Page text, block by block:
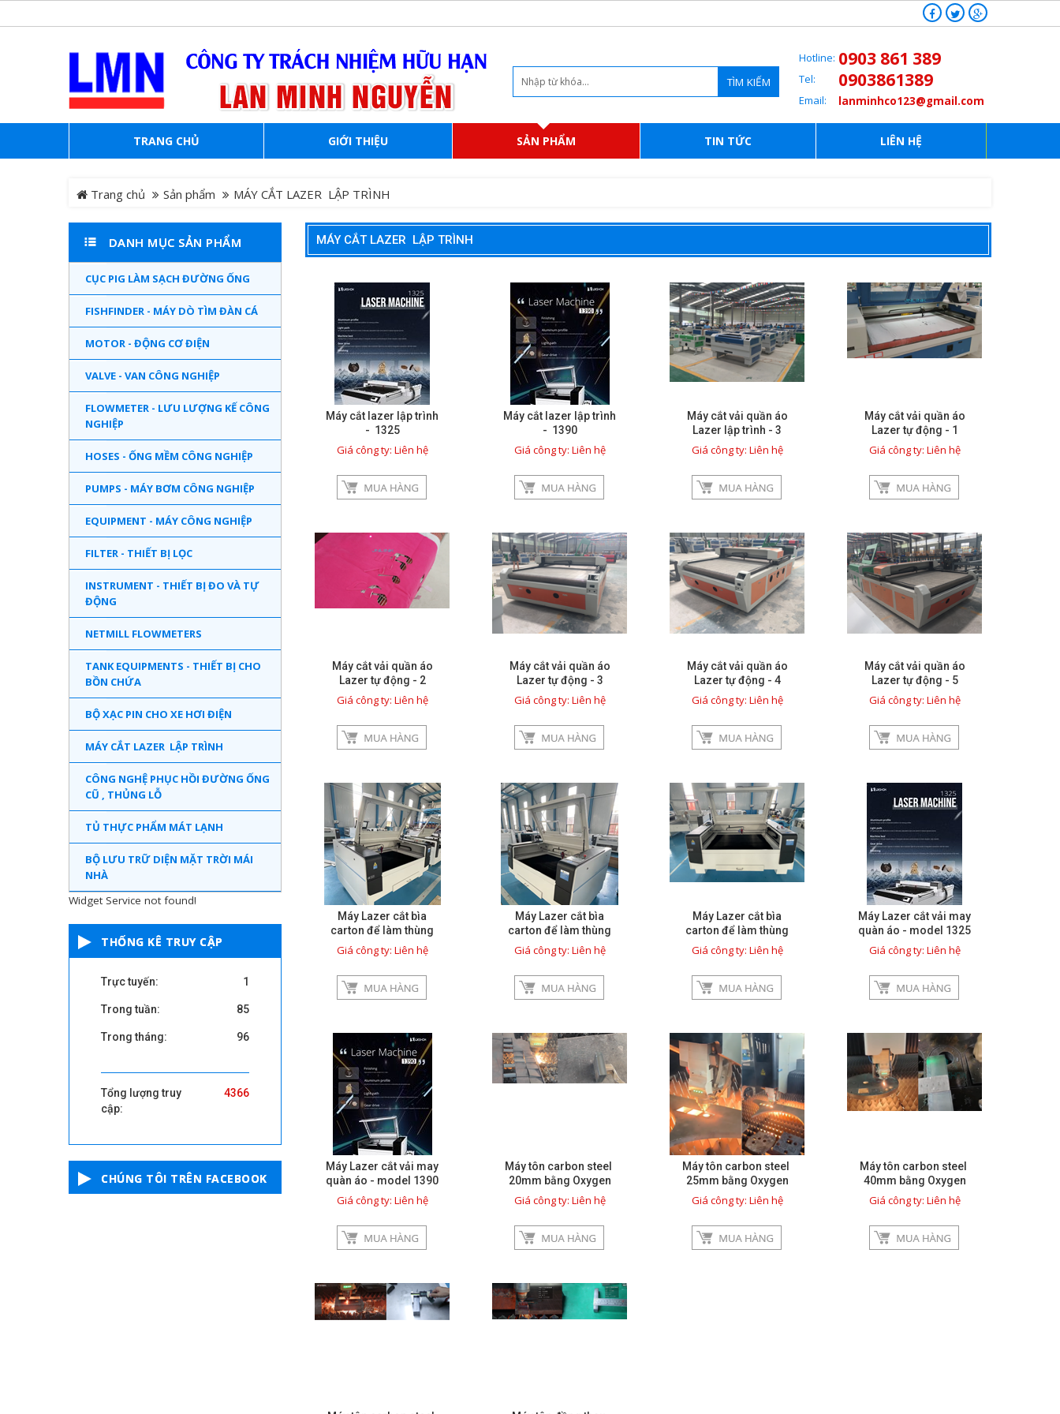
TÌM KIẾM
Hotline: 0903 861 389
Tel: 0903861389
Email: lanminhco123@gmail.com
TRANG CHỦ GIỚI THIỆU SẢN PHẨM TIN TỨC LIÊN HỆ
Trang chủ Sản phẩm MÁY CẮT LAZER LẬP TRÌNH
DANH MỤC SẢN PHẨM
CỤC PIG LÀM SẠCH ĐƯỜNG ỐNG
FISHFINDER - MÁY DÒ TÌM ĐÀN CÁ
MOTOR - ĐỘNG CƠ ĐIỆN
VALVE - VAN CÔNG NGHIỆP
FLOWMETER - LƯU LƯỢNG KẾ CÔNG
NGHIỆP
HOSES - ỐNG MỀM CÔNG NGHIỆP
PUMPS - MÁY BƠM CÔNG NGHIỆP
EQUIPMENT - MÁY CÔNG NGHIỆP
FILTER - THIẾT BỊ LỌC
INSTRUMENT - THIẾT BỊ ĐO VÀ TỰ
ĐỘNG
NETMILL FLOWMETERS
TANK EQUIPMENTS - THIẾT BỊ CHO
BỒN CHỨA
BỘ XẠC PIN CHO XE HƠI ĐIỆN
MÁY CẮT LAZER LẬP TRÌNH
CÔNG NGHỆ PHỤC HỒI ĐƯỜNG ỐNG
CŨ , THỦNG LỖ
TỦ THỰC PHẨM MÁT LẠNH
BỘ LƯU TRỮ DIỆN MẶT TRỜI MÁI
NHÀ
Widget Service not found!
THỐNG KÊ TRUY CẬP
Trực tuyến: 1
Trong tuần: 85
Trong tháng: 96
Tổng lượng truy
cập:
4366
CHÚNG TÔI TRÊN FACEBOOK
MÁY CẮT LAZER LẬP TRÌNH
Máy cắt lazer lập trình
- 1325
Giá công ty: Liên hệ
Máy cắt lazer lập trình
- 1390
Giá công ty: Liên hệ
Máy cắt vải quần áo
Lazer lập trình - 3
Giá công ty: Liên hệ
Máy cắt vải quần áo
Lazer tự động - 1
Giá công ty: Liên hệ
Máy cắt vải quần áo
Lazer tự động - 2
Giá công ty: Liên hệ
Máy cắt vải quần áo
Lazer tự động - 3
Giá công ty: Liên hệ
Máy cắt vải quần áo
Lazer tự động - 4
Giá công ty: Liên hệ
Máy cắt vải quần áo
Lazer tự động - 5
Giá công ty: Liên hệ
Máy Lazer cắt bìa
carton để làm thùng
carton - 1
Giá công ty: Liên hệ
Máy Lazer cắt bìa
carton để làm thùng
carton - 2
Giá công ty: Liên hệ
Máy Lazer cắt bìa
carton để làm thùng
carton - 3
Giá công ty: Liên hệ
Máy Lazer cắt vải may
quàn áo - model 1325
Giá công ty: Liên hệ
Máy Lazer cắt vải may
quàn áo - model 1390
Giá công ty: Liên hệ
Máy tôn carbon steel
20mm bằng Oxygen
Giá công ty: Liên hệ
Máy tôn carbon steel
25mm bằng Oxygen
Giá công ty: Liên hệ
Máy tôn carbon steel
40mm bằng Oxygen
Giá công ty: Liên hệ